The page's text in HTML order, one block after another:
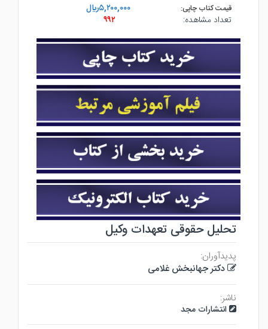
قیمت کتاب چاپی:
۵,۲۰۰,۰۰۰ريال
تعداد مشاهده:
۹۹۲
تحلیل حقوقی تعهدات وکیل
پدیدآوران:
دکتر جهانبخش غلامی
ناشر:
انتشارات مجد